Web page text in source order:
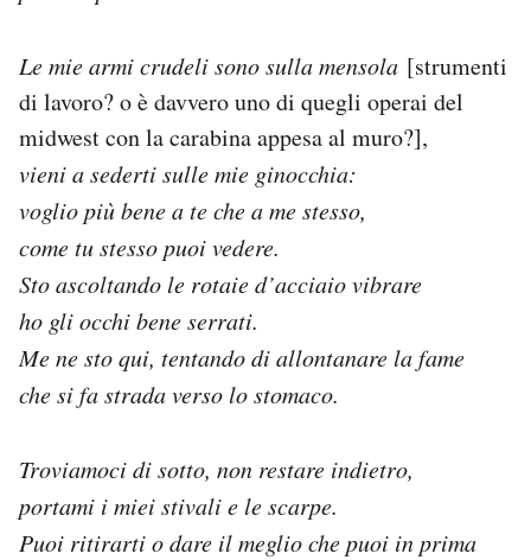
Le mie armi crudeli sono sulla mensola [strumenti
di lavoro? o è davvero uno di quegli operai del
midwest con la carabina appesa al muro?],
vieni a sederti sulle mie ginocchia:
voglio più bene a te che a me stesso,
come tu stesso puoi vedere.
Sto ascoltando le rotaie d’acciaio vibrare
ho gli occhi bene serrati.
Me ne sto qui, tentando di allontanare la fame
che si fa strada verso lo stomaco.
Troviamoci di sotto, non restare indietro,
portami i miei stivali e le scarpe.
Puoi ritirarti o dare il meglio che puoi in prima